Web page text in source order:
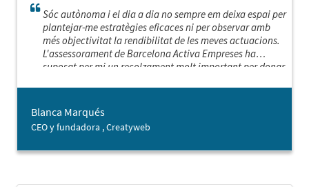
Sóc autònoma i el dia a dia no sempre em deixa espai per
plantejar-me estratègies eficaces ni per observar amb
més objectivitat la rendibilitat de les meves actuacions.
L'assessorament de Barcelona Activa Empreses ha
suposat per mi un recolzament molt important per donar
meus objectius, prioritzant les accions més rellevants i
trobant noves oportunitats de negoci.
Blanca Marqués
CEO y fundadora , Creatyweb